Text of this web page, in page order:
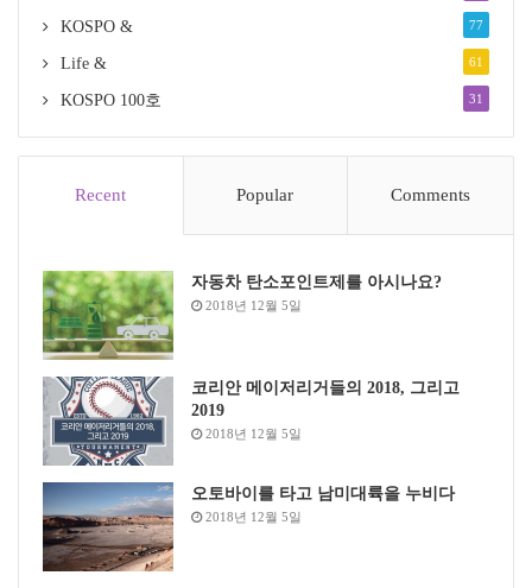
KOSPO & 77
Life & 61
KOSPO 100호 31
Recent Popular Comments
자동차 탄소포인트제를 아시나요?
2018년 12월 5일
코리안 메이저리거들의 2018, 그리고
2019
2018년 12월 5일
오토바이를 타고 남미대륙을 누비다
2018년 12월 5일